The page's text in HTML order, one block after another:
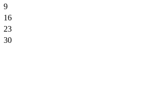
9
16
23
30